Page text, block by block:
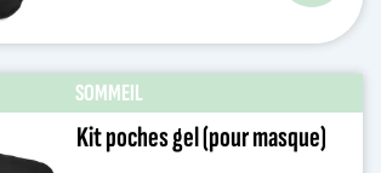
SOMMEIL
Kit poches gel (pour masque)